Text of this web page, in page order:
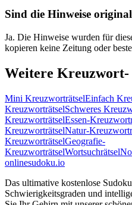
Sind die Hinweise
Ja. Die Hinweise wurden für
kopieren keine Zeitung oder
Weitere Kreuzwort-
Mini KreuzworträtselEinfach
KreuzworträtselSchweres
KreuzworträtselEssen-
KreuzworträtselNatur-
KreuzworträtselGeografie-
KreuzworträtselWortsuchrätsel
onlinesudoku.io
Das ultimative kostenlose
Schwierigkeitsgraden und